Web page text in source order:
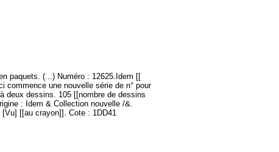
paquets. (...) Numéro : 12625.Idem [[
commence une nouvelle série de n° pour
deux dessins. 105 [[nombre de dessins
: Idem & Collection nouvelle /&.
[[au crayon]]. Cote : 1DD41